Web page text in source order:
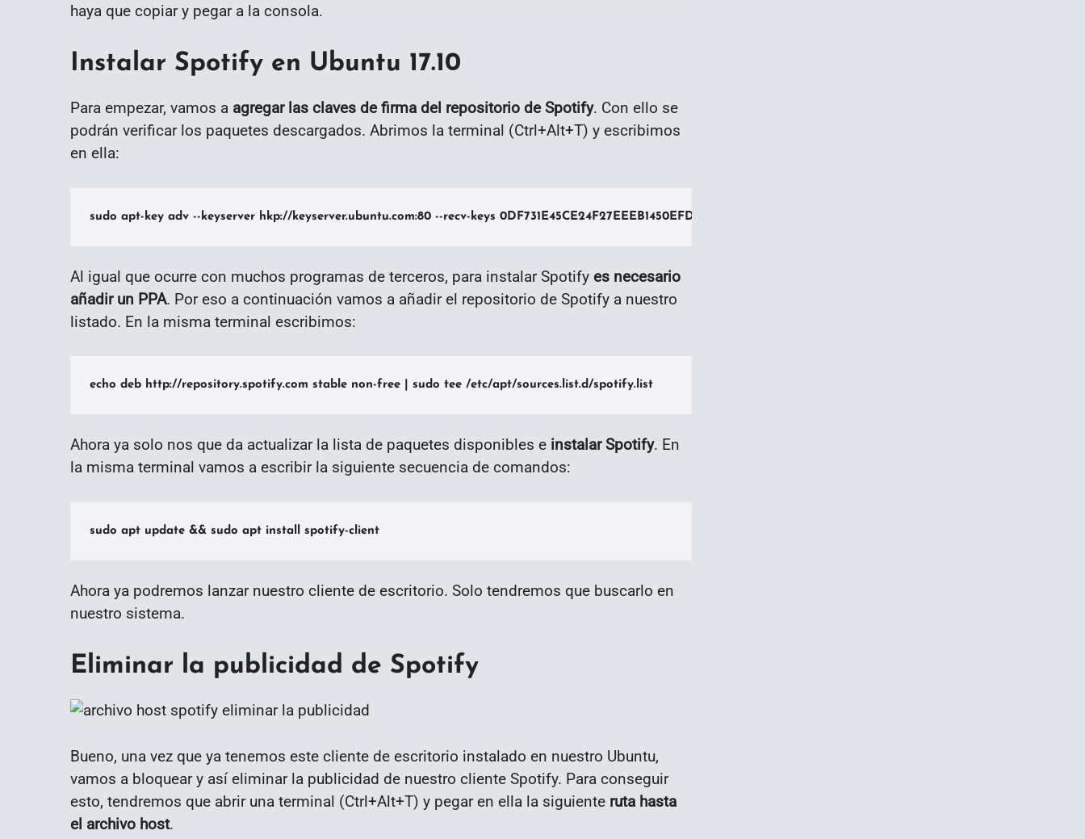
haya que copiar y pegar a la consola.
Instalar Spotify en Ubuntu 17.10
Para empezar, vamos a agregar las claves de firma del repositorio de Spotify. Con ello se
podrán verificar los paquetes descargados. Abrimos la terminal (Ctrl+Alt+T) y escribimos
en ella:
sudo apt-key adv --keyserver hkp://keyserver.ubuntu.com:80 --recv-keys 0DF731E45CE24F27EEEB1450EFDC8610341D9410
Al igual que ocurre con muchos programas de terceros, para instalar Spotify es necesario
añadir un PPA. Por eso a continuación vamos a añadir el repositorio de Spotify a nuestro
listado. En la misma terminal escribimos:
echo deb http://repository.spotify.com stable non-free | sudo tee /etc/apt/sources.list.d/spotify.list
Ahora ya solo nos que da actualizar la lista de paquetes disponibles e instalar Spotify. En
la misma terminal vamos a escribir la siguiente secuencia de comandos:
sudo apt update && sudo apt install spotify-client
Ahora ya podremos lanzar nuestro cliente de escritorio. Solo tendremos que buscarlo en
nuestro sistema.
Eliminar la publicidad de Spotify
Bueno, una vez que ya tenemos este cliente de escritorio instalado en nuestro Ubuntu,
vamos a bloquear y así eliminar la publicidad de nuestro cliente Spotify. Para conseguir
esto, tendremos que abrir una terminal (Ctrl+Alt+T) y pegar en ella la siguiente ruta hasta
el archivo host.